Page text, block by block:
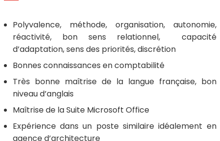
Polyvalence, méthode, organisation, autonomie,
réactivité, bon sens relationnel, capacité
d’adaptation, sens des priorités, discrétion
Bonnes connaissances en comptabilité
Très bonne maîtrise de la langue française, bon
niveau d’anglais
Maîtrise de la Suite Microsoft Office
Expérience dans un poste similaire idéalement en
agence d’architecture